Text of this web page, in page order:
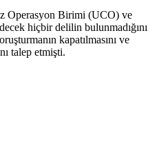
Operasyon Birimi (UCO) ve
hiçbir delilin bulunmadığını
kapatılmasını ve
talep etmişti.